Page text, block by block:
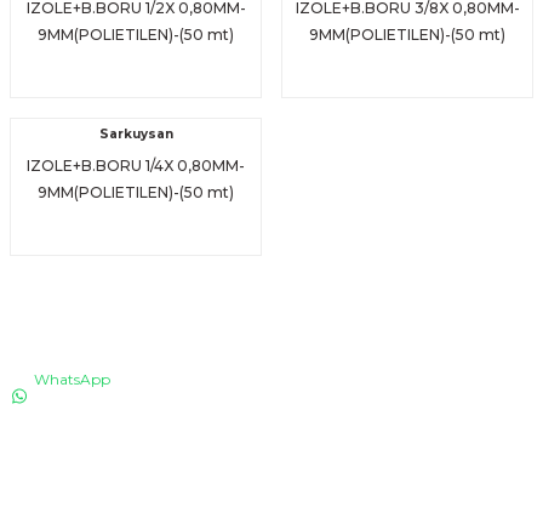
IZOLE+B.BORU 1/2X 0,80MM-
9MM(POLIETILEN)-(50 mt)
IZOLE+B.BORU 3/8X 0,80MM-
9MM(POLIETILEN)-(50 mt)
Sarkuysan
IZOLE+B.BORU 1/4X 0,80MM-
9MM(POLIETILEN)-(50 mt)
WhatsApp